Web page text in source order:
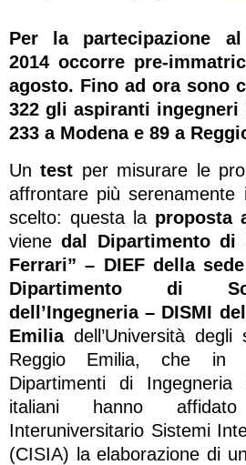
Per la partecipazione al
2014 occorre pre-
agosto. Fino ad ora sono
322 gli aspiranti
233 a Modena e 89 a
Untest per misurare le
affrontare più
scelto: questa la proposta
vienedal Dipartimento di
Ferrari” – DIEF della
Dipartimento di
dell’Ingegneria – DISMI
Emiliadell’Università
Reggio Emilia, che in
Dipartimenti di
italiani hanno
Interuniversitario Sistemi
(CISIA) la elaborazione di